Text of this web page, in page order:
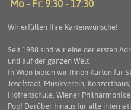
Mo - Fr: 9:30 - 17:30
Wir erfüllen Ihre Kartenwünsche!
Seit 1988 sind wir eine der ersten
und auf der ganzen Welt.
In Wien bieten wir Ihnen Karten für
Josefstadt, Musikverein,
Hofreitschule, Wiener
Pop! Darüber hinaus für alle